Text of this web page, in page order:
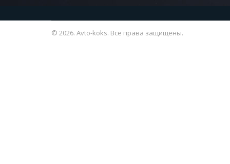
© 2026. Avto-koks. Все права защищены.